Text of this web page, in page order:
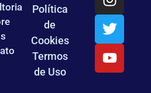
Política
de
Cookies
Termos
de Uso